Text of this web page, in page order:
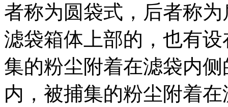
者称为圆袋式，后者称
滤袋箱体上部的，也有
集的粉尘附着在滤袋内
内，被捕集的粉尘附着